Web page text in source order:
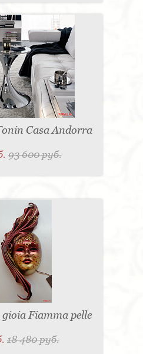
Casa Andorra
93 600 руб.
Fiamma pelle
18 480 руб.